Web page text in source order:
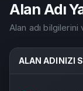
Alan Adı
Alan adı
ALAN ADINIZI